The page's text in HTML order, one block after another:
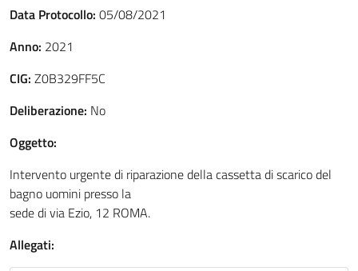
Data Protocollo: 05/08/2021
Anno: 2021
CIG: Z0B329FF5C
Deliberazione: No
Oggetto:
Intervento urgente di riparazione della cassetta di scarico del
bagno uomini presso la
sede di via Ezio, 12 ROMA.
Allegati: